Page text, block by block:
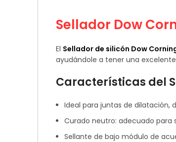
Sellador Dow
El Sellador de silicón Dow
ayudándole a tener una
Características del
Ideal para juntas de dilatación,
Curado neutro: adecuado para
Sellante de bajo módulo de